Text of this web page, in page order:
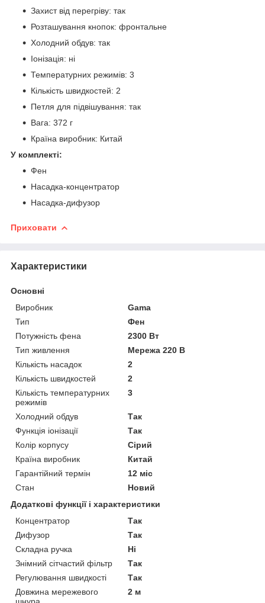
Захист від перегріву: так
Розташування кнопок: фронтальне
Холодний обдув: так
Іонізація: ні
Температурних режимів: 3
Кількість швидкостей: 2
Петля для підвішування: так
Вага: 372 г
Країна виробник: Китай
У комплекті:
Фен
Насадка-концентратор
Насадка-дифузор
Приховати
Характеристики
Основні
Виробник
Gama
Тип
Фен
Потужність фена
2300 Вт
Тип живлення
Мережа 220 В
Кількість насадок
2
Кількість швидкостей
2
Кількість температурних
режимів
3
Холодний обдув
Так
Функція іонізації
Так
Колір корпусу
Сірий
Країна виробник
Китай
Гарантійний термін
12 міс
Стан
Новий
Додаткові функції і характеристики
Концентратор
Так
Дифузор
Так
Складна ручка
Ні
Знімний сітчастий фільтр
Так
Регулювання швидкості
Так
Довжина мережевого
шнура
2 м